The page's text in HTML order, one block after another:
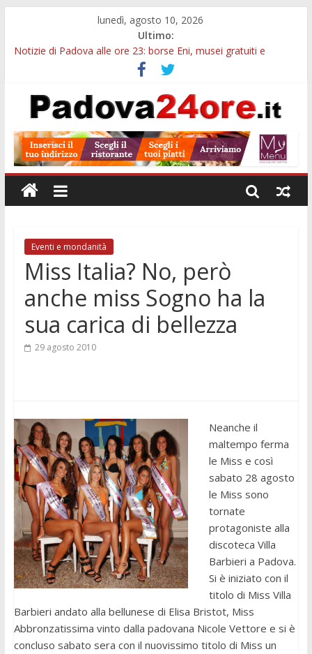
lunedì, agosto 10, 2026
Ultimo:
Notizie di Padova alle ore 23: borse Eni, musei gratuiti e
Villa Vanna, dove ogni bambino può brillare: l’estate inclusiva
del Centro Clinico Stella Polare
Notizie di Padova alle ore 10: mobilità comunale, Camera di
Museo della Natura e dell’Uomo, il 21 agosto visita serale tra
200mila reperti storici
Palazzo Bo, dal 10 al 18 agosto cambia la visita: tour Gio Ponti
e percorso con QR
Eventi e mondanità
Miss Italia? No, però
anche miss Sogno ha la
sua carica di bellezza
29 agosto 2010
Neanche il
maltempo ferma
le Miss e così
sabato 28 agosto
le Miss sono
tornate
protagoniste alla
discoteca Villa
Barbieri a Padova.
Si è iniziato con il
titolo di Miss Villa
Barbieri andato alla bellunese di Elisa Bristot, Miss
Abbronzatissima vinto dalla padovana Nicole Vettore e si è
concluso sabato sera con il nuovissimo titolo di Miss un